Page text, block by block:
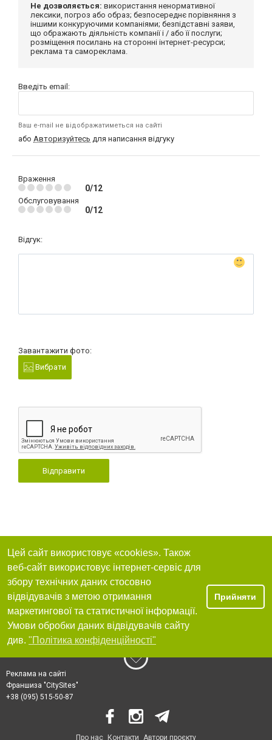
Не дозволяється: використання ненормативної
лексики, погроз або образ; безпосереднє порівняння з
іншими конкуруючими компаніями; безпідставні заяви,
що ображають діяльність компанії і / або її послуги;
розміщення посилань на сторонні інтернет-ресурси;
реклама та самореклама.
Введіть email:
Ваш e-mail не відображатиметься на сайті
або Авторизуйтесь для написання відгуку
Враження
0/12
Обслуговування
0/12
Відгук:
Завантажити фото:
Вибрати
Відправити
Цей сайт використовує «cookies». Також
веб-сайт використовує інтернет-сервіс для
збору технічних даних стосовно
відвідувачів з метою отримання
маркетингової та статистичної інформації.
Умови обробки даних відвідувачів сайту
див. "Політика конфіденційності"
Прийняти
Реклама на сайті
Франшиза "CitySites"
+38 (095) 515-50-87
Про нас Контакти Автори проєкту